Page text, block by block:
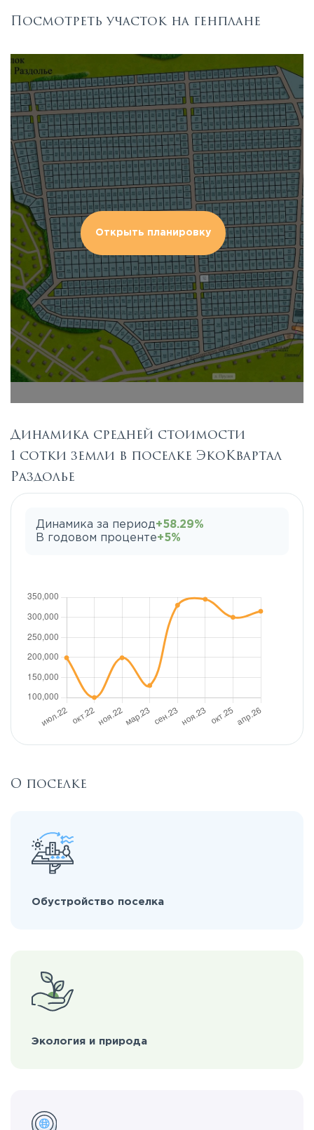
Посмотреть участок на генплане
Открыть планировку
Динамика средней стоимости
1 сотки земли в поселке ЭкоКвартал
Раздолье
Динамика за период+58.29%
В годовом проценте+5%
О поселке
Обустройство поселка
Экология и природа